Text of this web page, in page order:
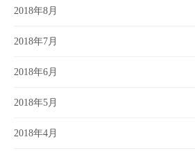
2018年8月
2018年7月
2018年6月
2018年5月
2018年4月